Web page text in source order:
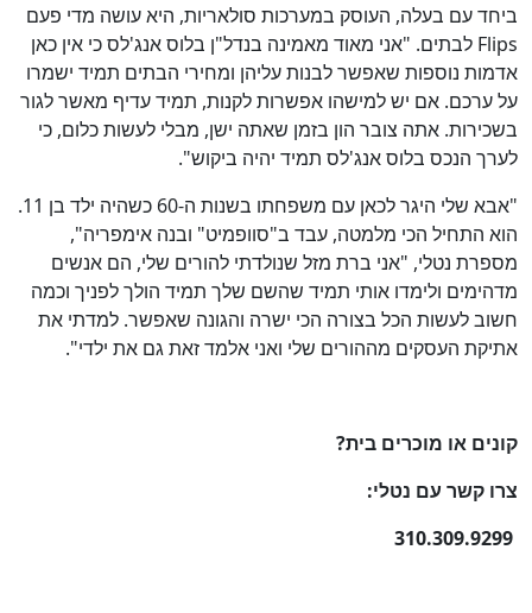
ביחד עם בעלה, העוסק במערכות סולאריות, היא עושה מדי פעם
Flips לבתים. "אני מאוד מאמינה בנדל"ן בלוס אנג'לס כי אין כאן
אדמות נוספות שאפשר לבנות עליהן ומחירי הבתים תמיד ישמרו
על ערכם. אם יש למישהו אפשרות לקנות, תמיד עדיף מאשר לגור
בשכירות. אתה צובר הון בזמן שאתה ישן, מבלי לעשות כלום, כי
לערך הנכס בלוס אנג'לס תמיד יהיה ביקוש".
"אבא שלי היגר לכאן עם משפחתו בשנות ה-60 כשהיה ילד בן 11.
הוא התחיל הכי מלמטה, עבד ב"סוופמיט" ובנה אימפריה",
מספרת נטלי, "אני ברת מזל שנולדתי להורים שלי, הם אנשים
מדהימים ולימדו אותי תמיד שהשם שלך תמיד הולך לפניך וכמה
חשוב לעשות הכל בצורה הכי ישרה והגונה שאפשר. למדתי את
אתיקת העסקים מההורים שלי ואני אלמד זאת גם את ילדי".
קונים או מוכרים בית?
צרו קשר עם נטלי: